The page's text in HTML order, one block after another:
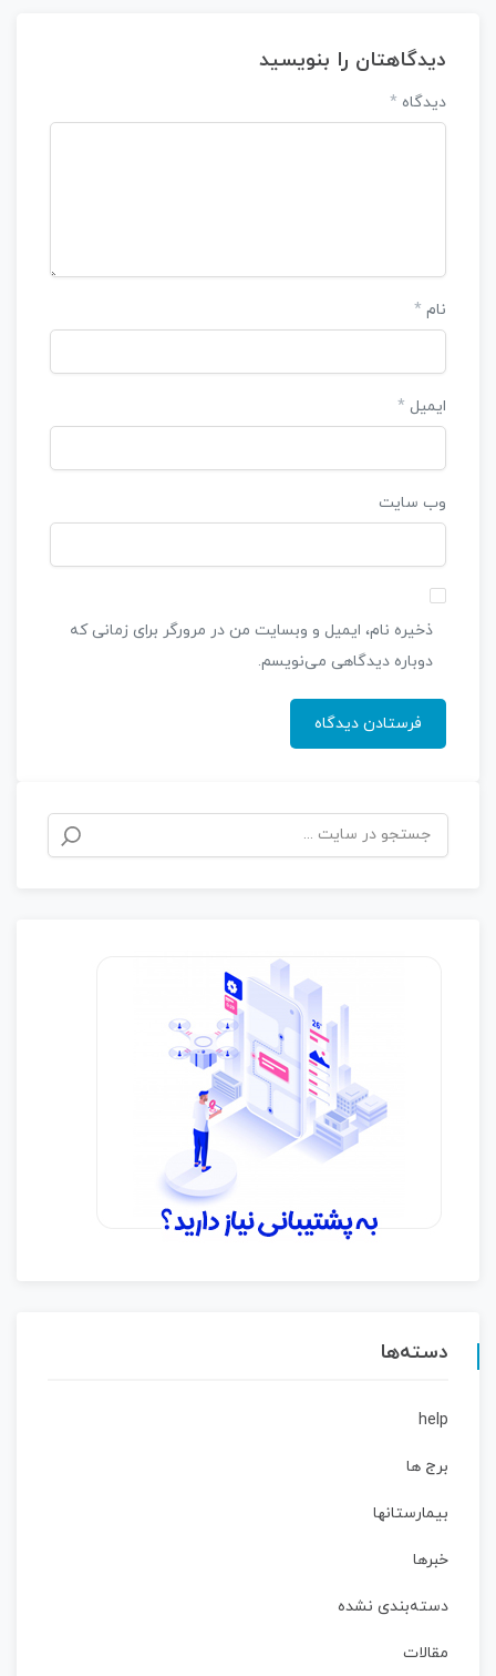
دیدگاهتان را بنویسید
دیدگاه *
نام *
ایمیل *
وب‌ سایت
ذخیره نام، ایمیل و وبسایت من در مرورگر برای زمانی که
دوباره دیدگاهی می‌نویسم.
دسته‌ها
help
برج ها
بیمارستانها
خبرها
دسته‌بندی نشده
مقالات